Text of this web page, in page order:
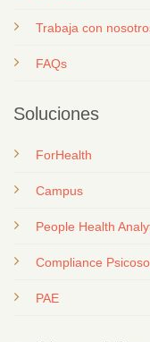
Trabaja con
FAQs
Soluciones
ForHealth
Campus
People Health
Compliance
PAE